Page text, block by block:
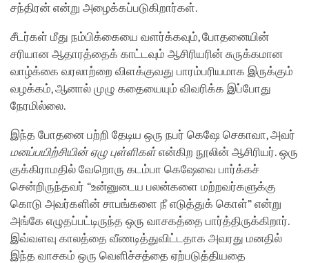
சந்திரன் என்று அழைக்கப்படுகிறார்கள்.
சீடர்கள் மீது நம்பிக்கையை வளர்க்கவும், போதனையின்
சரியான ஆதாரத்தைக் காட்டவும் ஆசிரியரின் சுருக்கமான
வாழ்க்கை வரலாற்றை விளக்குவது பாரம்பரியமாக இருக்கும்
வழக்கம், ஆனால் முழு கதையையும் விவரிக்க இப்போது
நேரமில்லை.
இந்த போதனை பற்றி தேடிய ஒரு நபர் கெஷே செகாவா, அவர்
மனப்பயிற்சியின் ஏழு புள்ளிகள்என்கிற நூலின் ஆசிரியர். ஒரு
குக்கிராமதில் வேறொரு கடம்பா கெஷேவை பார்க்கச்
சென்றிருந்தவர் “உன்னுடைய பலன்களை மற்றவர்களுக்கு
கொடு அவர்களின் சாபங்களை நீ எடுத்துக் கொள்” என்று
அங்கே எழுதப்பட்டிருந்த ஒரு வாசகத்தை பார்த்திருக்கிறார்.
இவ்வளவு காலத்தை வீணடித்துவிட்டதாக அவரது மனதில்
இந்த வாசகம் ஒரு வெளிச்சத்தை ஏற்படுத்தியதை